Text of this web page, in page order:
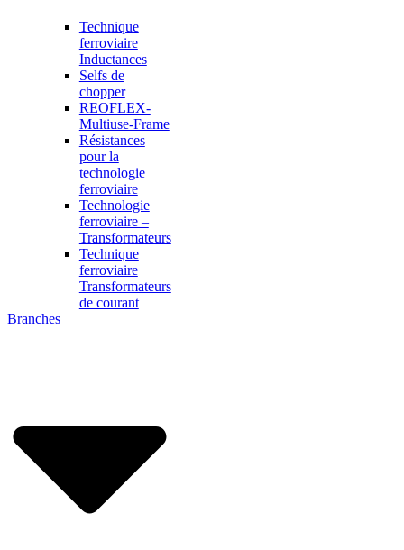
Technique
ferroviaire
Inductances
Selfs de
chopper
REOFLEX-
Multiuse-Frame
Résistances
pour la
technologie
ferroviaire
Technologie
ferroviaire –
Transformateurs
Technique
ferroviaire
Transformateurs
de courant
Branches